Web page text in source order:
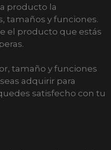
producto la
tamaños y funciones.
el producto que estás
tamaño y funciones
adquirir para
satisfecho con tu